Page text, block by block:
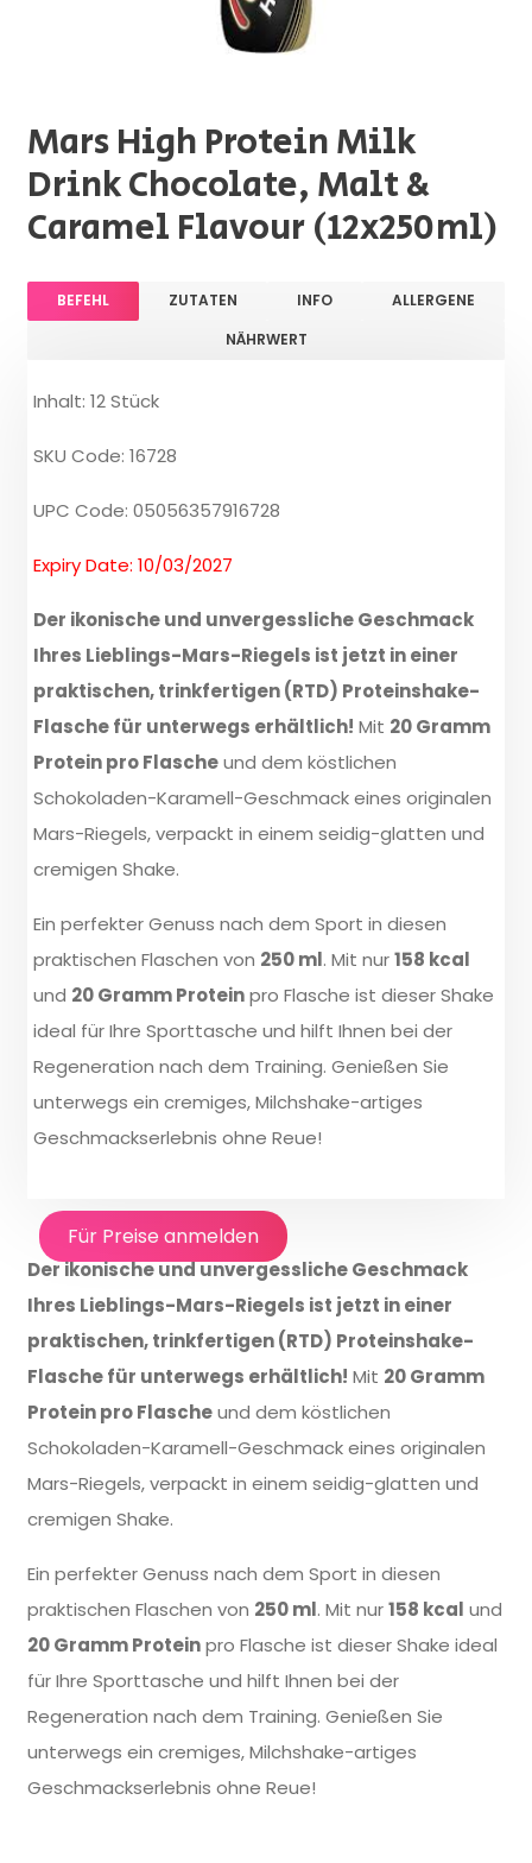
Mars High Protein Milk
Drink Chocolate, Malt &
Caramel Flavour (12x250ml)
BEFEHL ZUTATEN INFO
ALLERGENE
NÄHRWERT
Inhalt: 12 Stück
SKU Code: 16728
UPC Code: 05056357916728
Expiry Date: 10/03/2027
Der ikonische und unvergessliche Geschmack
Ihres Lieblings-Mars-Riegels ist jetzt in einer
praktischen, trinkfertigen (RTD) Proteinshake-
Flasche für unterwegs erhältlich! Mit 20 Gramm
Protein pro Flascheund dem köstlichen
Schokoladen-Karamell-Geschmack eines originalen
Mars-Riegels, verpackt in einem seidig-glatten und
cremigen Shake.
Ein perfekter Genuss nach dem Sport in diesen
praktischen Flaschen von 250 ml. Mit nur158 kcal
und 20 Gramm Proteinpro Flasche ist dieser Shake
ideal für Ihre Sporttasche und hilft Ihnen bei der
Regeneration nach dem Training. Genießen Sie
unterwegs ein cremiges, Milchshake-artiges
Geschmackserlebnis ohne Reue!
Für Preise anmelden
Der ikonische und unvergessliche Geschmack
Ihres Lieblings-Mars-Riegels ist jetzt in einer
praktischen, trinkfertigen (RTD) Proteinshake-
Flasche für unterwegs erhältlich! Mit 20 Gramm
Protein pro Flascheund dem köstlichen
Schokoladen-Karamell-Geschmack eines originalen
Mars-Riegels, verpackt in einem seidig-glatten und
cremigen Shake.
Ein perfekter Genuss nach dem Sport in diesen
praktischen Flaschen von 250 ml. Mit nur158 kcal und
20 Gramm Proteinpro Flasche ist dieser Shake ideal
für Ihre Sporttasche und hilft Ihnen bei der
Regeneration nach dem Training. Genießen Sie
unterwegs ein cremiges, Milchshake-artiges
Geschmackserlebnis ohne Reue!